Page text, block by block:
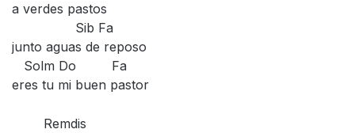
a verdes pastos
Sib Fa
junto aguas de reposo
Solm Do Fa
eres tu mi buen pastor
Remdis